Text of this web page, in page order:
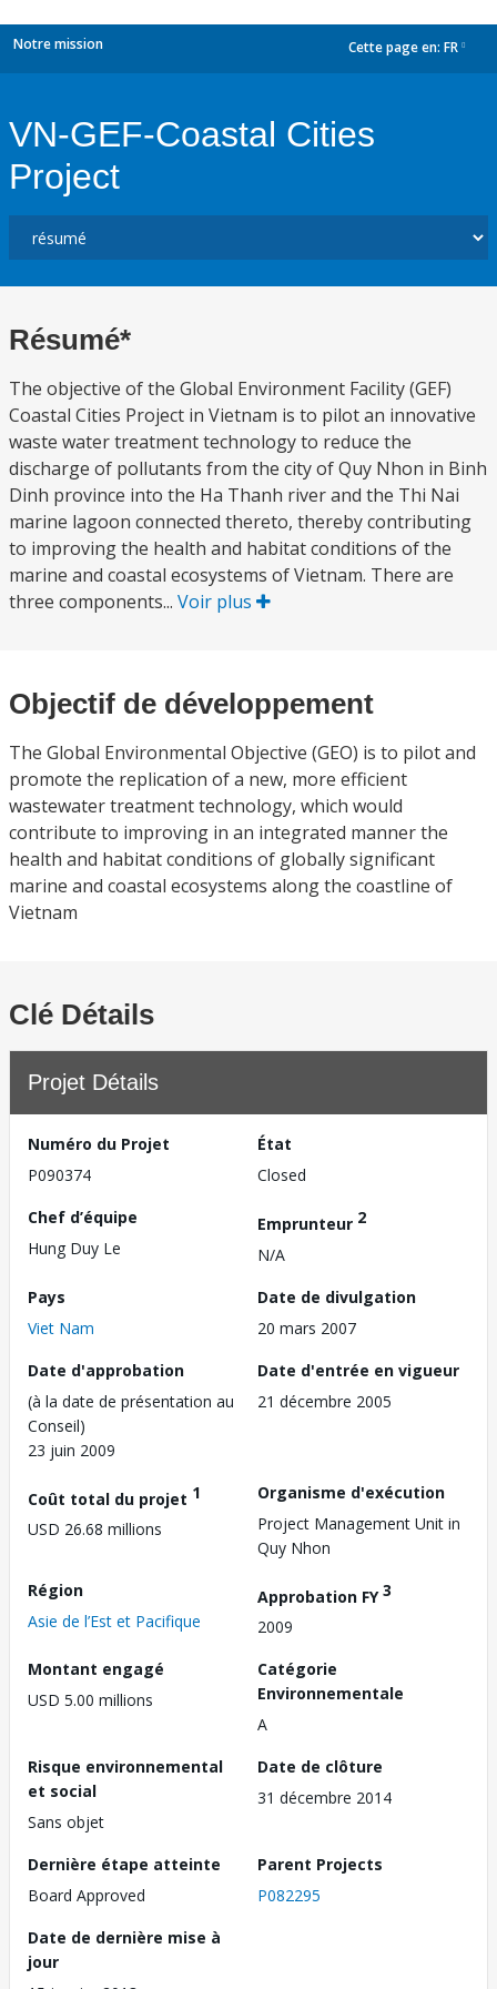
Notre mission Cette page en: FR
VN-GEF-Coastal Cities
Project
Résumé*
The objective of the Global Environment Facility (GEF)
Coastal Cities Project in Vietnam is to pilot an innovative
waste water treatment technology to reduce the
discharge of pollutants from the city of Quy Nhon in Binh
Dinh province into the Ha Thanh river and the Thi Nai
marine lagoon connected thereto, thereby contributing
to improving the health and habitat conditions of the
marine and coastal ecosystems of Vietnam. There are
three components... Voir plus
Objectif de développement
The Global Environmental Objective (GEO) is to pilot and
promote the replication of a new, more efficient
wastewater treatment technology, which would
contribute to improving in an integrated manner the
health and habitat conditions of globally significant
marine and coastal ecosystems along the coastline of
Vietnam
Clé Détails
Projet Détails
Numéro du Projet
P090374
État
Closed
Chef d’équipe
Hung Duy Le
Emprunteur 2
N/A
Pays
Viet Nam
Date de divulgation
20 mars 2007
Date d'approbation
(à la date de présentation au
Conseil)
23 juin 2009
Date d'entrée en vigueur
21 décembre 2005
Coût total du projet 1
USD 26.68 millions
Organisme d'exécution
Project Management Unit in
Quy Nhon
Région
Asie de l’Est et Pacifique
Approbation FY3
2009
Montant engagé
USD 5.00 millions
Catégorie
Environnementale
A
Risque environnemental
et social
Sans objet
Date de clôture
31 décembre 2014
Dernière étape atteinte
Board Approved
Parent Projects
P082295
Date de dernière mise à
jour